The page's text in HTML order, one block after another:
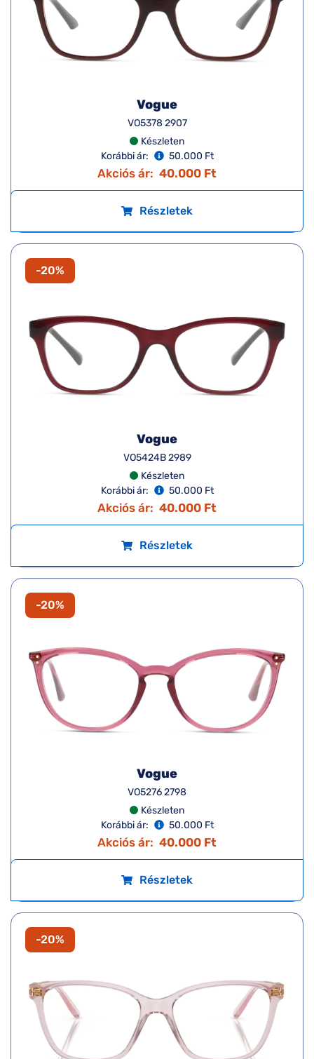
Vogue
VO5378 2907
Készleten
Korábbi ár:
50.000 Ft
Akciós ár: 40.000 Ft
Részletek
-20%
Vogue
VO5424B 2989
Készleten
Korábbi ár:
50.000 Ft
Akciós ár: 40.000 Ft
Részletek
-20%
Vogue
VO5276 2798
Készleten
Korábbi ár:
50.000 Ft
Akciós ár: 40.000 Ft
Részletek
-20%